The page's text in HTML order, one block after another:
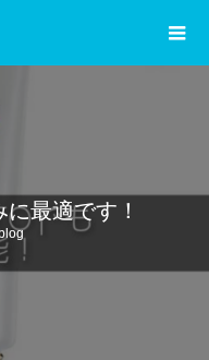
最適です！